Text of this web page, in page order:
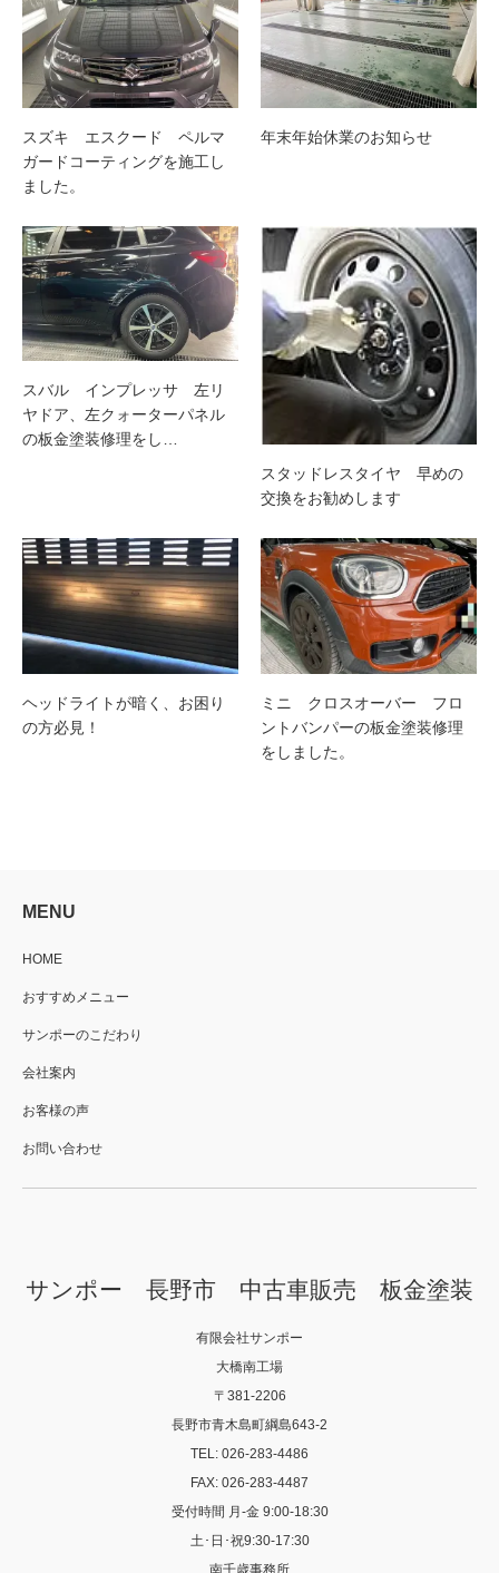
スズキ エスクード ペルマ
ガードコーティングを施工し
ました。
年末年始休業のお知らせ
スバル インプレッサ 左リ
ヤドア、左クォーターパネル
の板金塗装修理をし…
スタッドレスタイヤ 早めの
交換をお勧めします
ヘッドライトが暗く、お困り
の方必見！
ミニ クロスオーバー フロ
ントバンパーの板金塗装修理
をしました。
MENU
HOME
おすすめメニュー
サンポーのこだわり
会社案内
お客様の声
お問い合わせ
サンポー 長野市 中古車販売 板金塗装
有限会社サンポー
大橋南工場
〒381-2206
長野市青木島町綱島643-2
TEL: 026-283-4486
FAX: 026-283-4487
受付時間 月-金 9:00-18:30
土･日･祝9:30-17:30
南千歳事務所